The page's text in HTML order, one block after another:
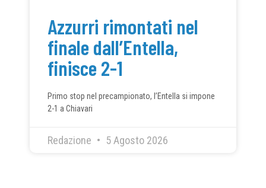
Azzurri rimontati nel
finale dall’Entella,
finisce 2-1
Primo stop nel precampionato, l’Entella si impone
2-1 a Chiavari
Redazione 5 Agosto 2026